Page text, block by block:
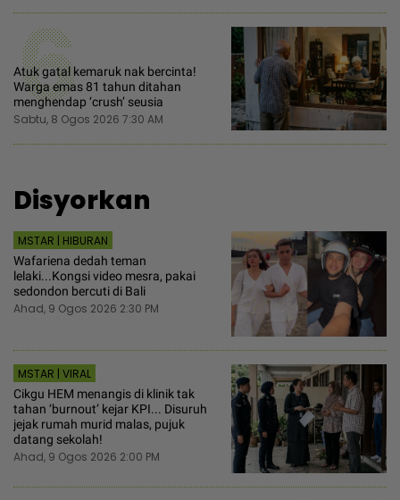
6
Atuk gatal kemaruk nak bercinta!
Warga emas 81 tahun ditahan
menghendap ‘crush’ seusia
Sabtu, 8 Ogos 2026 7:30 AM
Disyorkan
MSTAR | HIBURAN
Wafariena dedah teman
lelaki...Kongsi video mesra, pakai
sedondon bercuti di Bali
Ahad, 9 Ogos 2026 2:30 PM
MSTAR | VIRAL
Cikgu HEM menangis di klinik tak
tahan ‘burnout’ kejar KPI... Disuruh
jejak rumah murid malas, pujuk
datang sekolah!
Ahad, 9 Ogos 2026 2:00 PM